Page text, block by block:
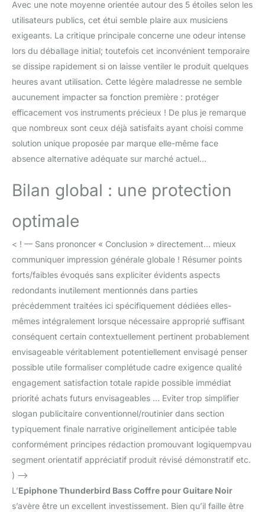
Avec une note moyenne orientée autour des 5 étoiles selon les
utilisateurs publics, cet étui semble plaire aux musiciens
exigeants. La critique principale concerne une odeur intense
lors du déballage initial; toutefois cet inconvénient temporaire
se dissipe rapidement si on laisse ventiler le produit quelques
heures avant utilisation. Cette légère maladresse ne semble
aucunement impacter sa fonction première : protéger
efficacement vos instruments précieux ! De plus je remarque
que nombreux sont ceux déjà satisfaits ayant choisi comme
solution unique proposée par marque elle-même face
absence alternative adéquate sur marché actuel…
Bilan global : une protection
optimale
< ! — Sans prononcer « Conclusion » directement… mieux
communiquer impression générale globale ! Résumer points
forts/faibles évoqués sans expliciter évidents aspects
redondants inutilement mentionnés dans parties
précédemment traitées ici spécifiquement dédiées elles-
mêmes intégralement lorsque nécessaire approprié suffisant
conséquent certain contextuellement pertinent probablement
envisageable véritablement potentiellement envisagé penser
possible utile formaliser complétude cadre exigence qualité
engagement satisfaction totale rapide possible immédiat
priorité achats futurs envisageables … Eviter trop simplifier
slogan publicitaire conventionnel/routinier dans section
typiquement finale narrative originellement anticipée table
conformément principes rédaction promouvant logiquempvau
segment orientatif appréciatif produit révisé démonstratif etc.
) –>
L’Epiphone Thunderbird Bass Coffre pour Guitare Noir
s’avère être un excellent investissement. Bien qu’il faille être